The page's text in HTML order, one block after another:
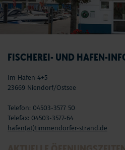
FISCHEREI- UND HAFEN-
Im Hafen 4+5
23669 Niendorf/Ostsee
Telefon: 04503-3577 50
Telefax: 04503-3577-64
hafen(at)timmendorfer-strand.de